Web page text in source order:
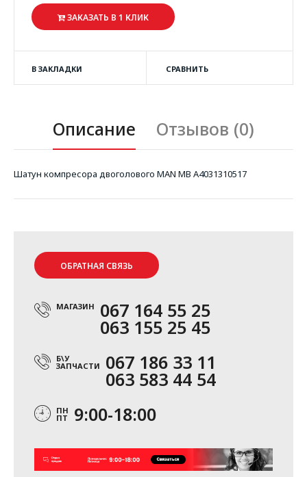
ЗАКАЗАТЬ В 1 КЛИК
В ЗАКЛАДКИ СРАВНИТЬ
Описание Отзывов (0)
Шатун компресора двоголового MAN MB A4031310517
ОБРАТНАЯ СВЯЗЬ
МАГАЗИН 067 164 55 25
063 155 25 45
Б\У
ЗАПЧАСТИ 067 186 33 11
063 583 44 54
ПН
ПТ 9:00-18:00